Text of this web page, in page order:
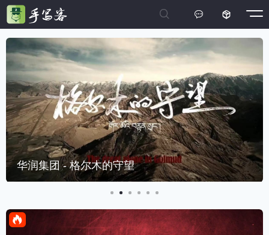
 

华润集团 - 格尔木的守望
